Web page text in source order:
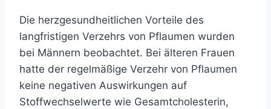
Die herzgesundheitlichen Vorteile des
langfristigen Verzehrs von Pflaumen wurden
bei Männern beobachtet. Bei älteren Frauen
hatte der regelmäßige Verzehr von Pflaumen
keine negativen Auswirkungen auf
Stoffwechselwerte wie Gesamtcholesterin,